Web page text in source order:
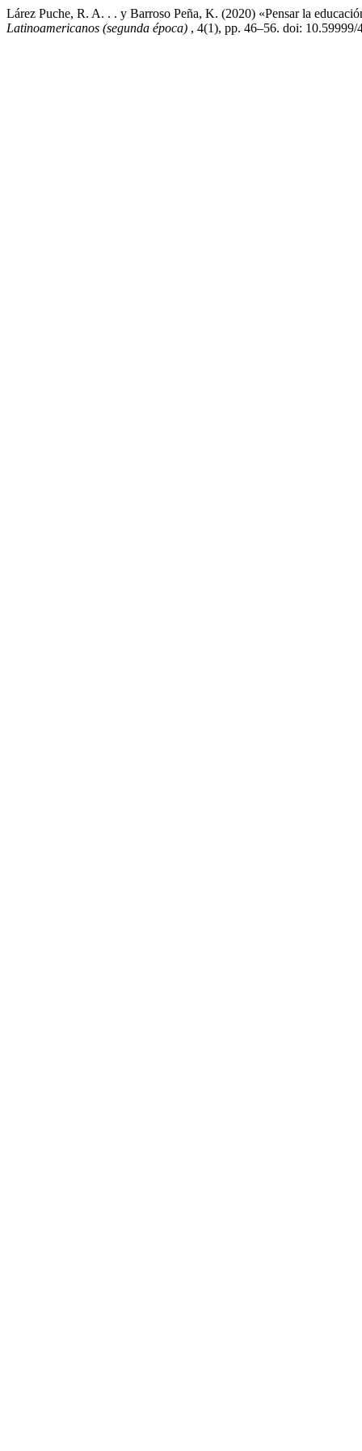
Lárez Puche, R. A. . . y Barroso Peña, K. (2020) «Pensar la
Latinoamericanos (segunda época) , 4(1), pp. 46–56. doi: 10.59999/